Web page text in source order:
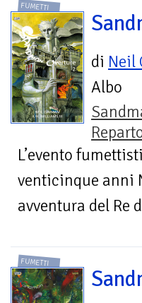
FUMETTI
di Neil
Albo
L’evento
venticinque anni
avventura del Re
FUMETTI